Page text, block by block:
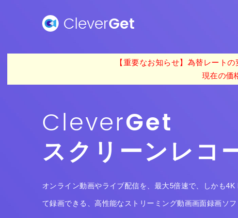
CleverGet
【重要なお知らせ】為替レート
現在の価
CleverGet
スクリーンレコ
オンライン動画やライブ配信を、最大5倍速で、しかも
て録画できる、高性能なストリーミング動画画面録画ソフ